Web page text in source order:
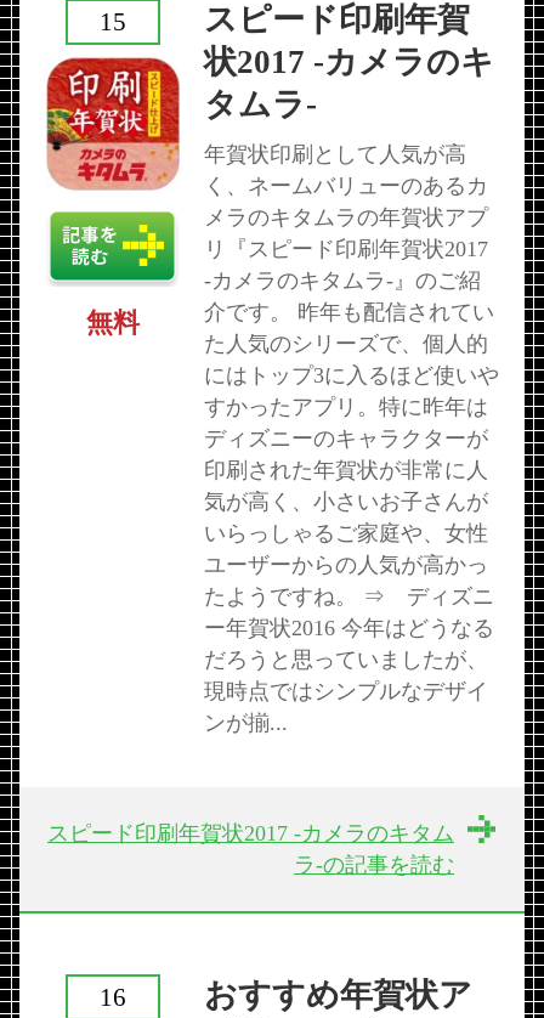
スピード印刷年賀
状2017 -カメラのキ
タムラ-
年賀状印刷として人気が高
く、ネームバリューのあるカ
メラのキタムラの年賀状アプ
リ『スピード印刷年賀状2017
-カメラのキタムラ-』のご紹
介です。 昨年も配信されてい
た人気のシリーズで、個人的
にはトップ3に入るほど使いや
すかったアプリ。特に昨年は
ディズニーのキャラクターが
印刷された年賀状が非常に人
気が高く、小さいお子さんが
いらっしゃるご家庭や、女性
ユーザーからの人気が高かっ
たようですね。 ⇒ ディズニ
ー年賀状2016 今年はどうなる
だろうと思っていましたが、
現時点ではシンプルなデザイ
ンが揃...
15
無料
スピード印刷年賀状2017 -カメラのキタム
ラ-の記事を読む
おすすめ年賀状ア
16